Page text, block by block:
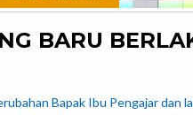
BARU
Bapak Ibu Pengajar dan